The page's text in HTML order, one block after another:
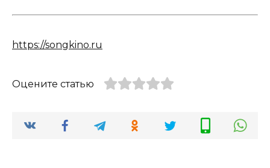
https://songkino.ru
Оцените статью